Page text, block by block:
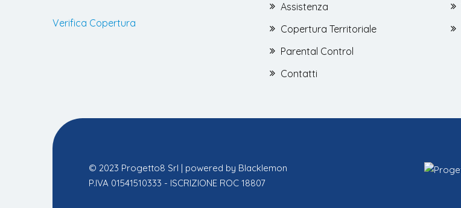
Verifica Copertura
Assistenza
Copertura Territoriale
Parental Control
Contatti
© 2023 Progetto8 Srl | powered by Blacklemon
P.IVA 01541510333 - ISCRIZIONE ROC 18807